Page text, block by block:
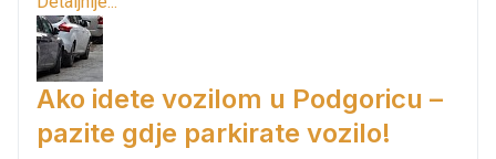
Ako idete vozilom u Podgoricu –
pazite gdje parkirate vozilo!